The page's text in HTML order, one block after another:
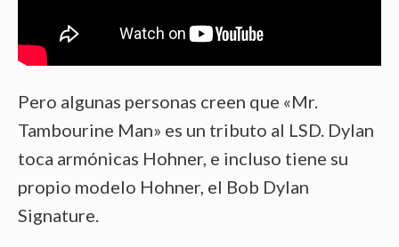
Pero algunas personas creen que «Mr.
Tambourine Man» es un tributo al LSD. Dylan
toca armónicas Hohner, e incluso tiene su
propio modelo Hohner, el Bob Dylan
Signature.